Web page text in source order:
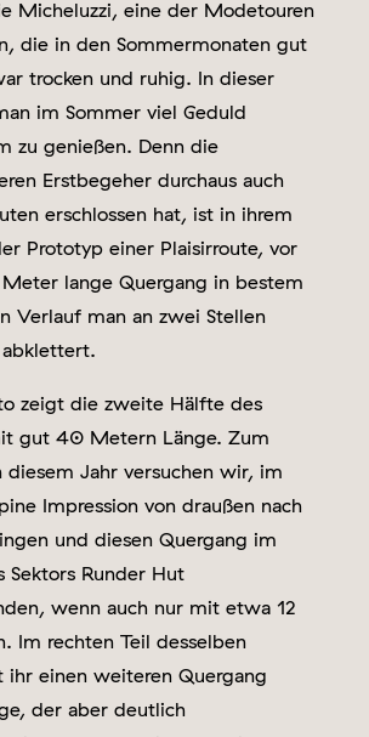
Micheluzzi, eine der Modetouren
die in den Sommermonaten gut
trocken und ruhig. In dieser
im Sommer viel Geduld
zu genießen. Denn die
Erstbegeher durchaus auch
erschlossen hat, ist in ihrem
Prototyp einer Plaisirroute, vor
lange Quergang in bestem
Verlauf man an zwei Stellen
zeigt die zweite Hälfte des
gut 40 Metern Länge. Zum
Jahr versuchen wir, im
Impression von draußen nach
und diesen Quergang im
Sektors Runder Hut
wenn auch nur mit etwa 12
Im rechten Teil desselben
ihr einen weiteren Quergang
der aber deutlich